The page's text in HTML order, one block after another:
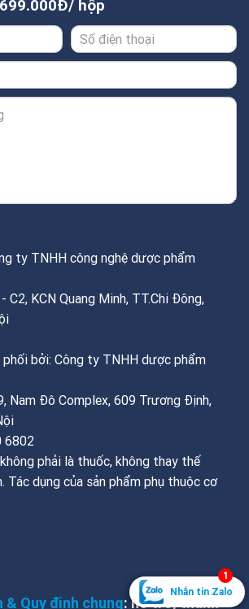
hộp
ty TNHH công nghệ dược phẩm
C2, KCN Quang Minh, TT.Chi Đông,
bởi: Công ty TNHH dược phẩm
Nam Đô Complex, 609 Trương Định,
6802
phải là thuốc, không thay thế
Tác dụng của sản phẩm phụ thuộc cơ
& Quy định chung: hỗ trợ, thanh
Nhắn tin Zalo
1